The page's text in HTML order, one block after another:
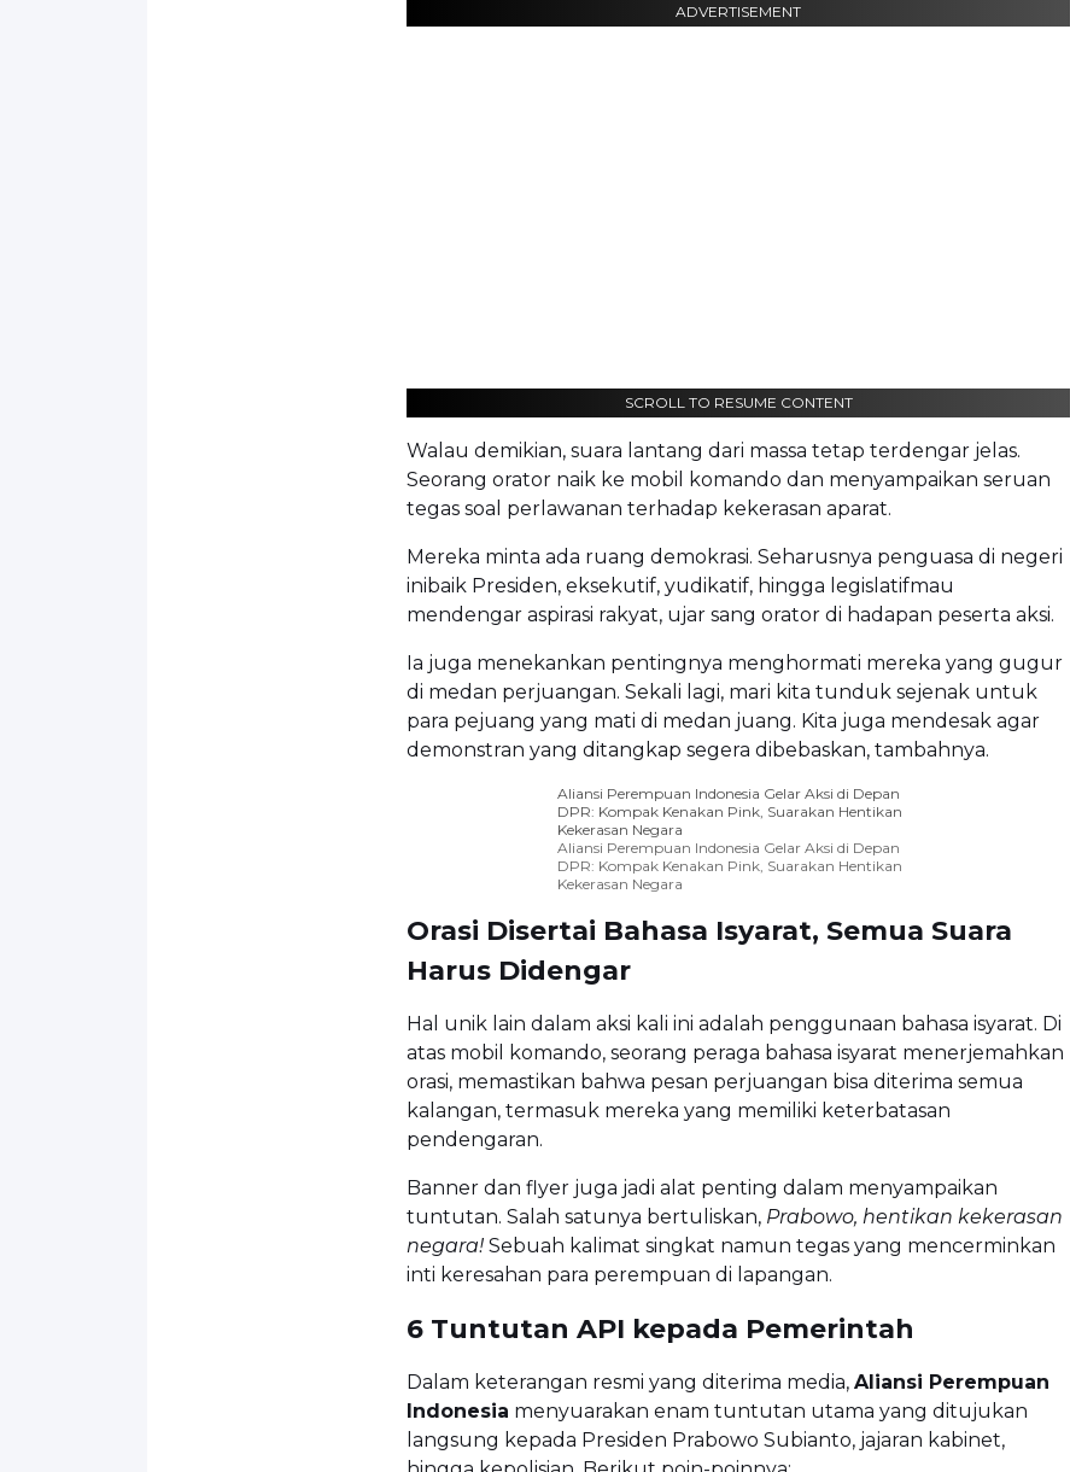
ADVERTISEMENT
SCROLL TO RESUME CONTENT
Walau demikian, suara lantang dari massa tetap terdengar jelas.
Seorang orator naik ke mobil komando dan menyampaikan seruan
tegas soal perlawanan terhadap kekerasan aparat.
Mereka minta ada ruang demokrasi. Seharusnya penguasa di negeri
inibaik Presiden, eksekutif, yudikatif, hingga legislatifmau
mendengar aspirasi rakyat, ujar sang orator di hadapan peserta aksi.
Ia juga menekankan pentingnya menghormati mereka yang gugur
di medan perjuangan. Sekali lagi, mari kita tunduk sejenak untuk
para pejuang yang mati di medan juang. Kita juga mendesak agar
demonstran yang ditangkap segera dibebaskan, tambahnya.
Aliansi Perempuan Indonesia Gelar Aksi di Depan
DPR: Kompak Kenakan Pink, Suarakan Hentikan
Kekerasan Negara
Aliansi Perempuan Indonesia Gelar Aksi di Depan
DPR: Kompak Kenakan Pink, Suarakan Hentikan
Kekerasan Negara
Orasi Disertai Bahasa Isyarat, Semua Suara
Harus Didengar
Hal unik lain dalam aksi kali ini adalah penggunaan bahasa isyarat. Di
atas mobil komando, seorang peraga bahasa isyarat menerjemahkan
orasi, memastikan bahwa pesan perjuangan bisa diterima semua
kalangan, termasuk mereka yang memiliki keterbatasan
pendengaran.
Banner dan flyer juga jadi alat penting dalam menyampaikan
tuntutan. Salah satunya bertuliskan, Prabowo, hentikan kekerasan
negara! Sebuah kalimat singkat namun tegas yang mencerminkan
inti keresahan para perempuan di lapangan.
6 Tuntutan API kepada Pemerintah
Dalam keterangan resmi yang diterima media, Aliansi Perempuan
Indonesia menyuarakan enam tuntutan utama yang ditujukan
langsung kepada Presiden Prabowo Subianto, jajaran kabinet,